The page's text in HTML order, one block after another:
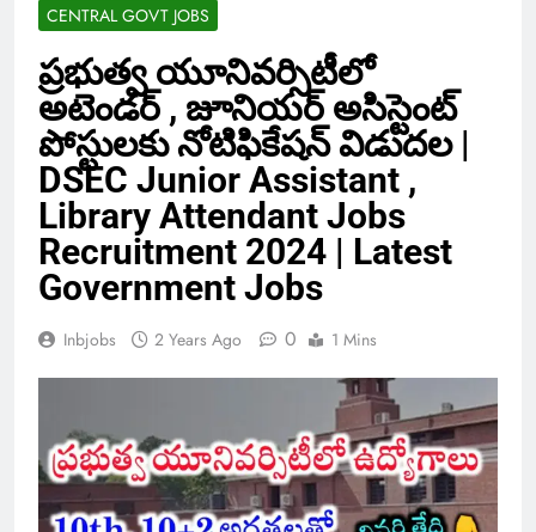
CENTRAL GOVT JOBS
ప్రభుత్వ యూనివర్సిటీలో
అటెండర్ , జూనియర్ అసిస్టెంట్
పోస్టులకు నోటిఫికేషన్ విడుదల |
DSEC Junior Assistant ,
Library Attendant Jobs
Recruitment 2024 | Latest
Government Jobs
Inbjobs 2 Years Ago 0 1 Mins